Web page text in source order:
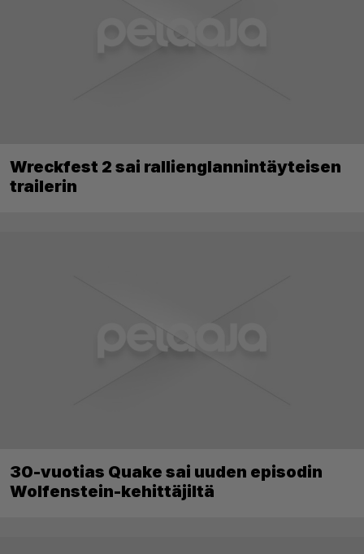
Wreckfest 2 sai rallienglannintäyteisen
trailerin
30-vuotias Quake sai uuden episodin
Wolfenstein-kehittäjiltä